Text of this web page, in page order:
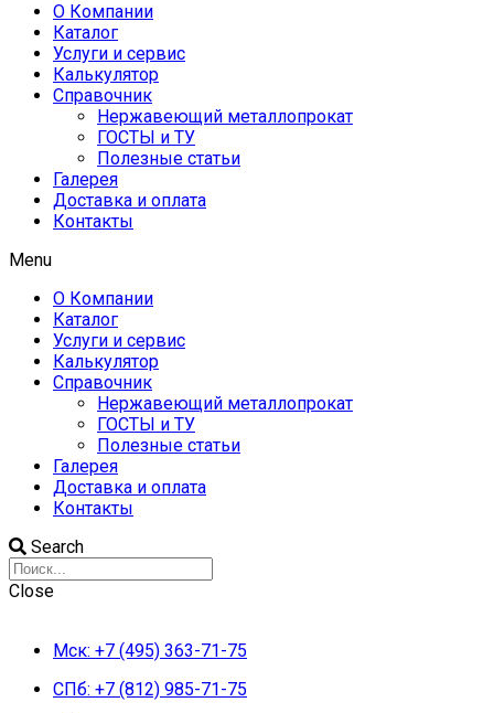
О Компании
Каталог
Услуги и сервис
Калькулятор
Справочник
Нержавеющий металлопрокат
ГОСТЫ и ТУ
Полезные статьи
Галерея
Доставка и оплата
Контакты
Menu
О Компании
Каталог
Услуги и сервис
Калькулятор
Справочник
Нержавеющий металлопрокат
ГОСТЫ и ТУ
Полезные статьи
Галерея
Доставка и оплата
Контакты
Search
Close
Мск: +7 (495) 363-71-75
СПб: +7 (812) 985-71-75